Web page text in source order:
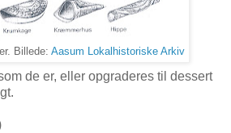
Billede: Aasum Lokalhistoriske Arkiv
de er, eller opgraderes til dessert